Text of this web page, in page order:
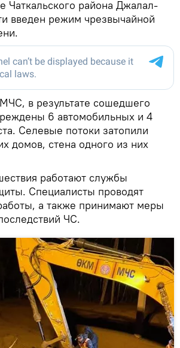
Чаткальского района Джалал-
введен режим чрезвычайной
в результате сошедшего
6 автомобильных и 4
Селевые потоки затопили
домов, стена одного из них
работают службы
Специалисты проводят
а также принимают меры
ЧС.